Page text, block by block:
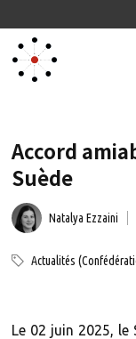
Accord
Suède
Natalya Ezzaini
Actualités
Le 02 juin 2025, le